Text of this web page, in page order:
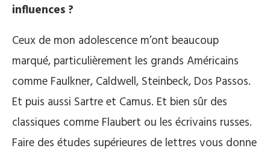
influences ?
Ceux de mon adolescence m’ont beaucoup
marqué, particulièrement les grands Américains
comme Faulkner, Caldwell, Steinbeck, Dos Passos.
Et puis aussi Sartre et Camus. Et bien sûr des
classiques comme Flaubert ou les écrivains russes.
Faire des études supérieures de lettres vous donne